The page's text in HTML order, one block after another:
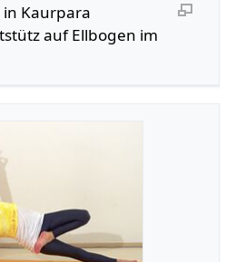
Kaurpara
auf Ellbogen im